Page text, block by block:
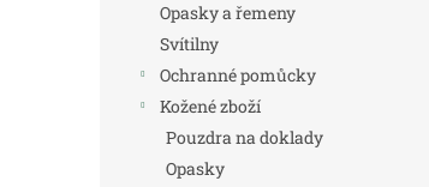
Opasky a řemeny
Svítilny
Ochranné pomůcky
Kožené zboží
Pouzdra na doklady
Opasky